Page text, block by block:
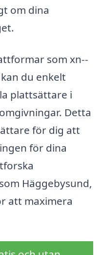
om dina
som xn--
du enkelt
plattsättare i
Detta
för dig att
för dina
Häggebysund,
att maximera